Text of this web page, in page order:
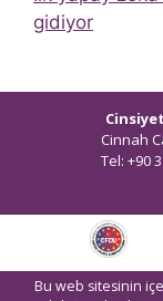
gidiyor
Cinnah
Tel: +90
Bu web sitesinin